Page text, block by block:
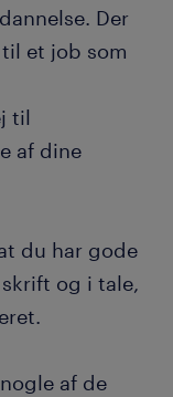
Der
et job som
til
af dine
du har gode
og i tale,
af de